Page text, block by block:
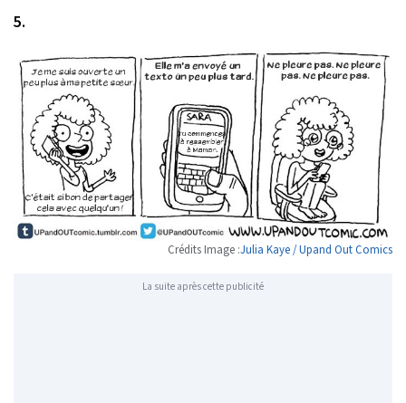
5.
Crédits Image :Julia Kaye / Upand Out Comics
La suite après cette publicité